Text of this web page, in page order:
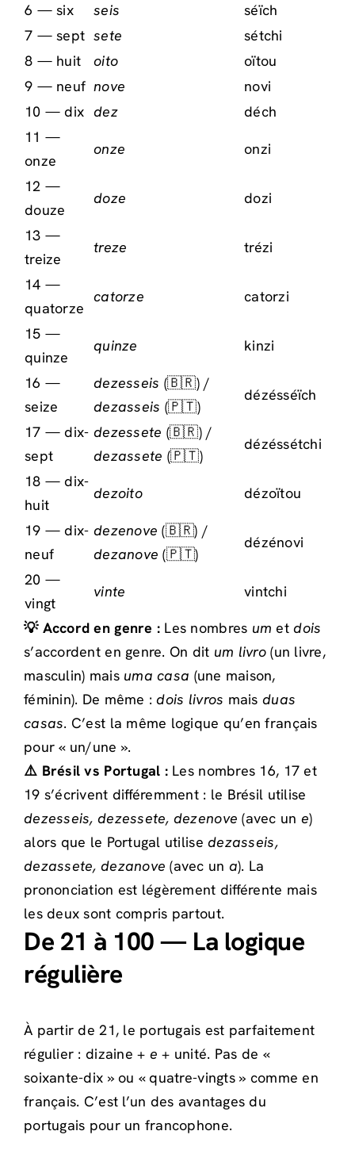
6 — six
seis
séïch
7 — sept sete
sétchi
8 — huit
oito
oïtou
9 — neuf nove
novi
10 — dix dez
déch
11 —
onze
onze onzi
12 —
douze
doze dozi
13 —
treize
treze trézi
14 —
quatorze
catorze catorzi
15 —
quinze
quinze kinzi
16 —
seize
dezesseis (🇧🇷) /
dezasseis (🇵🇹)
dézésséïch
17 — dix-
sept
dezessete (🇧🇷) /
dezassete (🇵🇹)
dézéssétchi
18 — dix-
huit
dezoito dézoïtou
19 — dix-
neuf
dezenove (🇧🇷) /
dezanove (🇵🇹)
dézénovi
20 —
vingt
vinte
vintchi
💡 Accord en genre : Les nombres um etdois
s’accordent en genre. On dit um livro (un livre,
masculin) mais uma casa (une maison,
féminin). De même :dois livros maisduas
casas. C’est la même logique qu’en français
pour « un/une ».
⚠️ Brésil vs Portugal :Les nombres 16, 17 et
19 s’écrivent différemment : le Brésil utilise
dezesseis, dezessete, dezenove (avec un e)
alors que le Portugal utilisedezasseis,
dezassete, dezanove (avec un a). La
prononciation est légèrement différente mais
les deux sont compris partout.
De 21 à 100 — La logique
régulière
À partir de 21, le portugais est parfaitement
régulier : dizaine + e + unité. Pas de «
soixante-dix » ou « quatre-vingts » comme en
français. C’est l’un des avantages du
portugais pour un francophone.